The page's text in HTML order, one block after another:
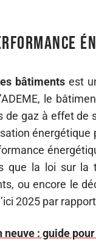
bâtimentsest
le
de gaz à effet
que la loi sur la
ou encore le
2025 par
neuve : guide